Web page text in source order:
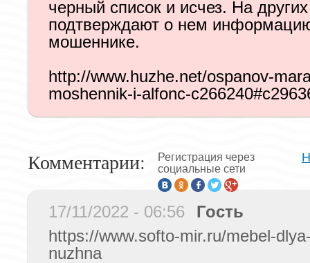
черный список и исчез. На
подтверждают о нем
мошеннике.
http://www.huzhe.net/ospanov-
moshennik-i-alfonc-
Комментарии:
Регистрация через
социальные сети
17/11/2022 - 06:56
Гость
https://www.softo-mir.ru/mebel-
nuzhna